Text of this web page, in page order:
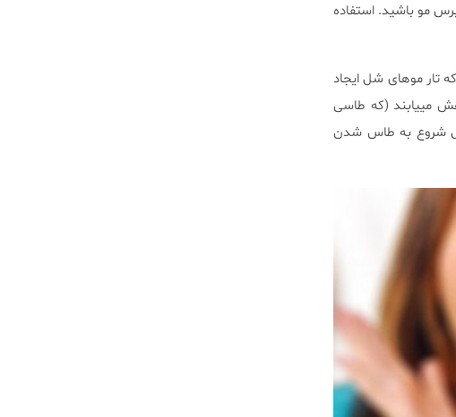
مو باشید. استفاده
تار موهای شل ایجاد
مییابند (که طاسی
و این از دست دادن مو دائمی است. نیمی از همه مردان تا از ۳۰ سالگی شروع به طاس شدن